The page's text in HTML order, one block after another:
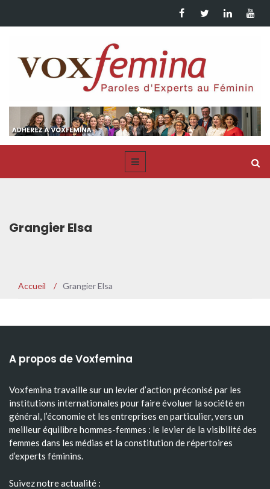
Grangier Elsa
Accueil / Grangier Elsa
A propos de Voxfemina
Voxfemina travaille sur un levier d’action préconisé par les
institutions internationales pour faire évoluer la société en
général, l’économie et les entreprises en particulier, vers un
meilleur équilibre hommes-femmes : le levier de la visibilité des
femmes dans les médias et la constitution de répertoires
d’experts féminins.
Suivez notre actualité :